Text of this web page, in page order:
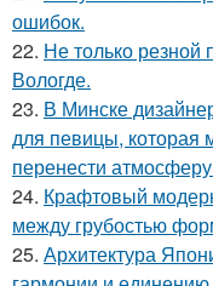
ошибок.
22. Не только резной
Вологде.
23. В Минске
для певицы, которая
перенести
24. Крафтовый
между грубостью
25. Архитектура